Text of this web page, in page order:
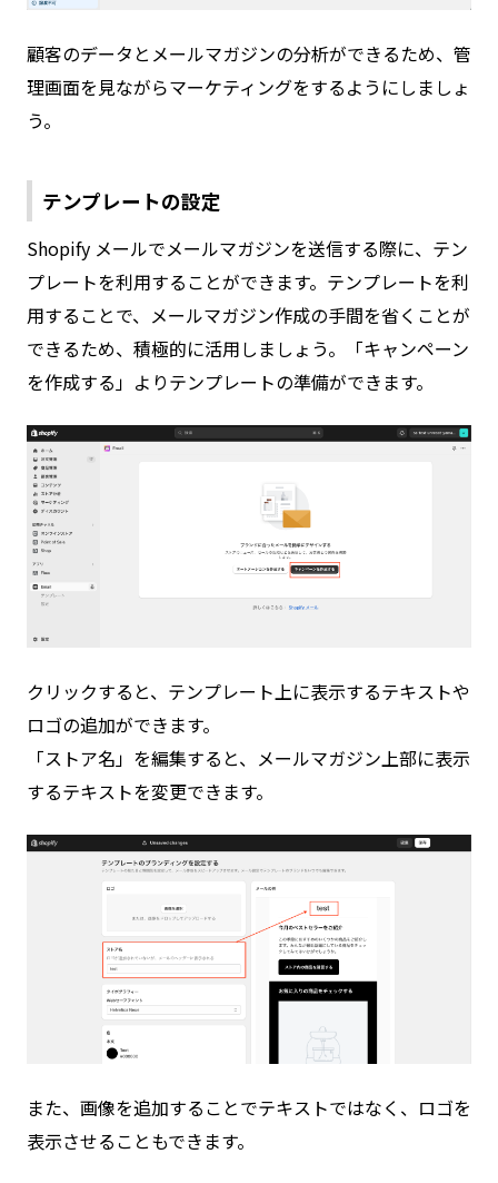
顧客のデータとメールマガジンの分析ができるため、管
理画面を見ながらマーケティングをするようにしましょ
う。
テンプレートの設定
Shopify メールでメールマガジンを送信する際に、テン
プレートを利用することができます。テンプレートを利
用することで、メールマガジン作成の手間を省くことが
できるため、積極的に活用しましょう。「キャンペーン
を作成する」よりテンプレートの準備ができます。
クリックすると、テンプレート上に表示するテキストや
ロゴの追加ができます。
「ストア名」を編集すると、メールマガジン上部に表示
するテキストを変更できます。
また、画像を追加することでテキストではなく、ロゴを
表示させることもできます。